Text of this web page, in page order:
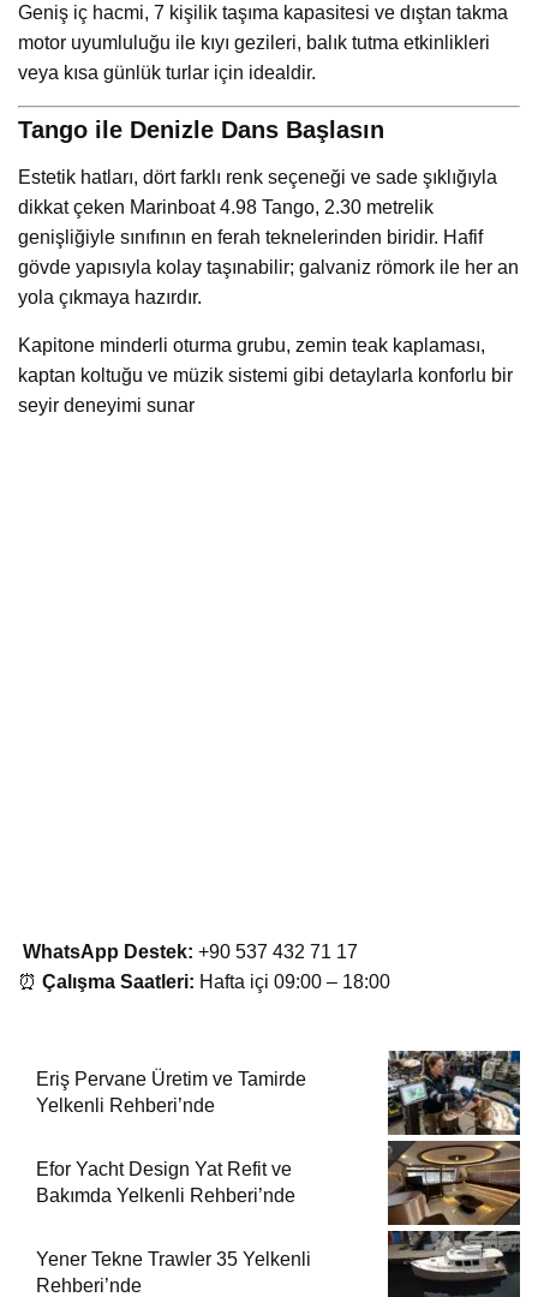
Geniş iç hacmi, 7 kişilik taşıma kapasitesi ve dıştan takma
motor uyumluluğu ile kıyı gezileri, balık tutma etkinlikleri
veya kısa günlük turlar için idealdir.
Tango ile Denizle Dans Başlasın
Estetik hatları, dört farklı renk seçeneği ve sade şıklığıyla
dikkat çeken Marinboat 4.98 Tango, 2.30 metrelik
genişliğiyle sınıfının en ferah teknelerinden biridir. Hafif
gövde yapısıyla kolay taşınabilir; galvaniz römork ile her an
yola çıkmaya hazırdır.
Kapitone minderli oturma grubu, zemin teak kaplaması,
kaptan koltuğu ve müzik sistemi gibi detaylarla konforlu bir
seyir deneyimi sunar
WhatsApp Destek: +90 537 432 71 17
⏰ Çalışma Saatleri: Hafta içi 09:00 – 18:00
Eriş Pervane Üretim ve Tamirde
Yelkenli Rehberi’nde
Efor Yacht Design Yat Refit ve
Bakımda Yelkenli Rehberi’nde
Yener Tekne Trawler 35 Yelkenli
Rehberi’nde